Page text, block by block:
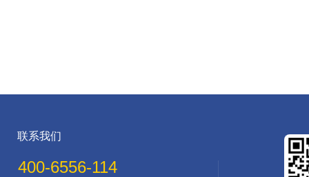
联系我们
400-6556-114